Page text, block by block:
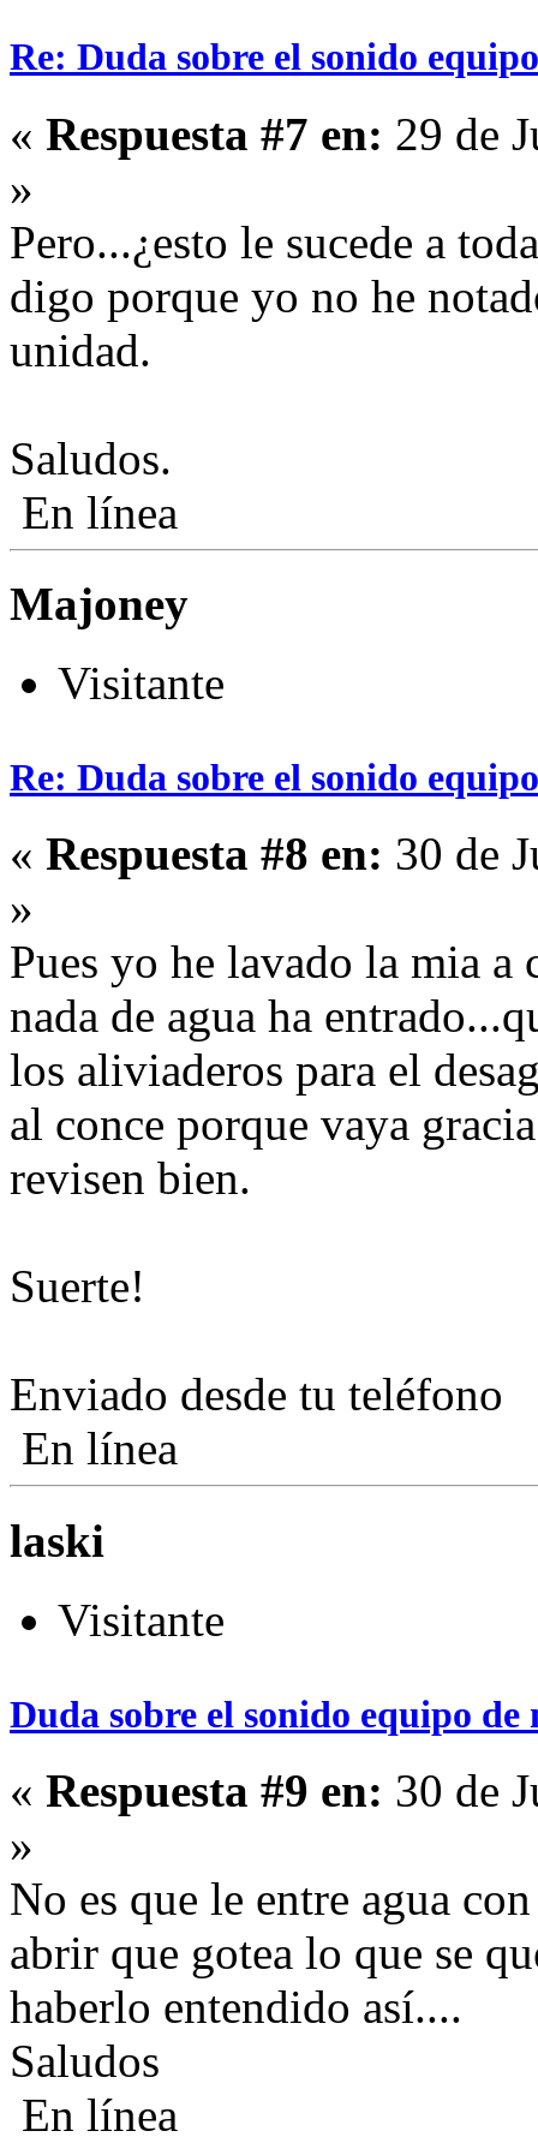
Re: Duda sobre el sonido
« Respuesta #7 en: 29 de
»
Pero...¿esto le sucede a
digo porque yo no he
unidad.
Saludos.
En línea
Majoney
Visitante
Re: Duda sobre el sonido
« Respuesta #8 en: 30 de
»
Pues yo he lavado la mia
nada de agua ha
los aliviaderos para el
al conce porque vaya
revisen bien.
Suerte!
Enviado desde tu teléfono
En línea
laski
Visitante
Duda sobre el sonido equipo
« Respuesta #9 en: 30 de
»
No es que le entre agua
abrir que gotea lo que se
haberlo entendido así....
Saludos
En línea